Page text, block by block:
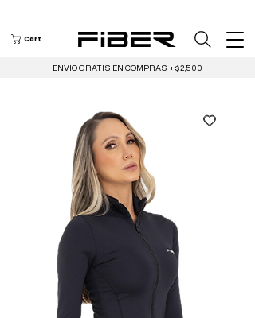
Cart
ENVIO GRATIS EN COMPRAS +$2,500